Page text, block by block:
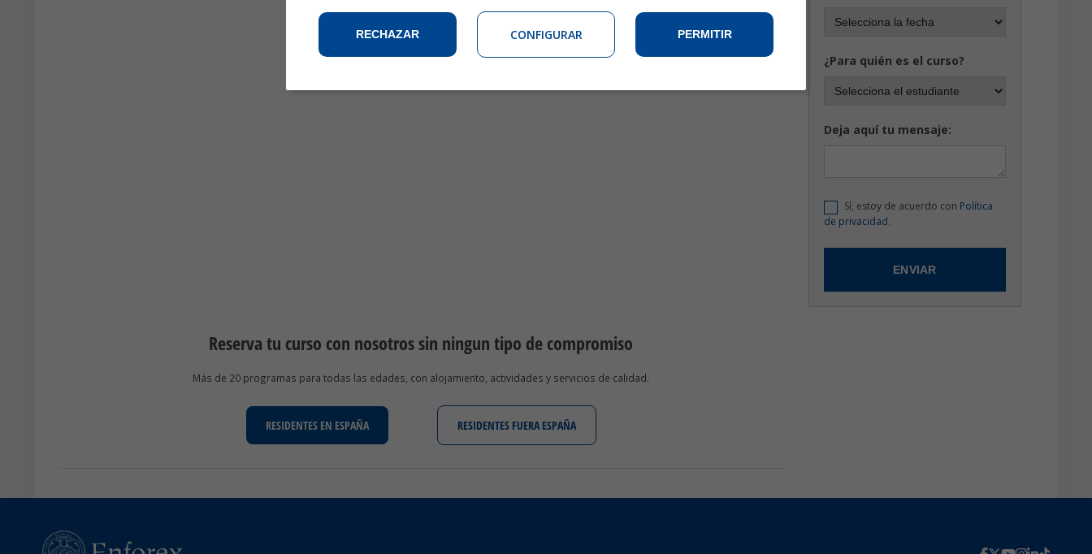
¿Para quién es el curso?
Deja aquí tu mensaje:
Sí, estoy de acuerdo con Política
de privacidad.
Reserva tu curso con nosotros sin ningun tipo de compromiso
Más de 20 programas para todas las edades, con alojamiento, actividades y servicios de calidad.
RESIDENTES EN ESPAÑA RESIDENTES FUERA ESPAÑA
RECHAZAR CONFIGURAR PERMITIR